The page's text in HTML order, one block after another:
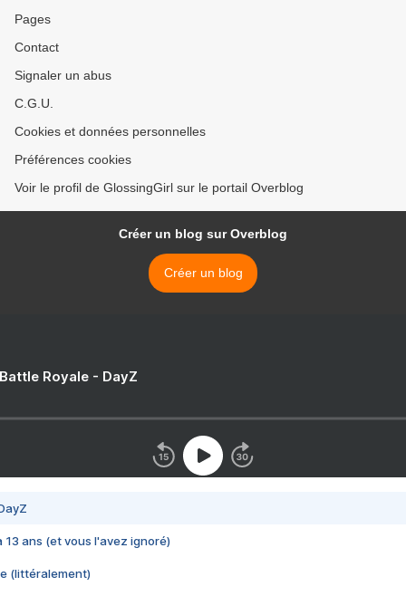
Pages
Contact
Signaler un abus
C.G.U.
Cookies et données personnelles
Préférences cookies
Voir le profil de GlossingGirl sur le portail Overblog
Créer un blog sur Overblog
Créer un blog
Royale - DayZ
13 ans (et vous l'avez ignoré)
(littéralement)